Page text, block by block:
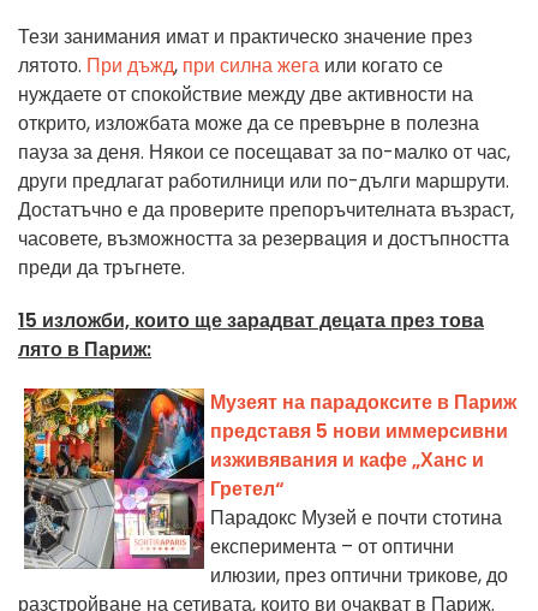
Тези занимания имат и практическо значение през
лятото. При дъжд, при силна жега или когато се
нуждаете от спокойствие между две активности на
открито, изложбата може да се превърне в полезна
пауза за деня. Някои се посещават за по-малко от час,
други предлагат работилници или по-дълги маршрути.
Достатъчно е да проверите препоръчителната възраст,
часовете, възможността за резервация и достъпността
преди да тръгнете.
15 изложби, които ще зарадват децата през това
лято в Париж:
Музеят на парадоксите в Париж
представя 5 нови иммерсивни
изживявания и кафе „Ханс и
Гретел“
Парадокс Музей е почти стотина
експеримента – от оптични
илюзии, през оптични трикове, до
разстройване на сетивата, които ви очакват в Париж.